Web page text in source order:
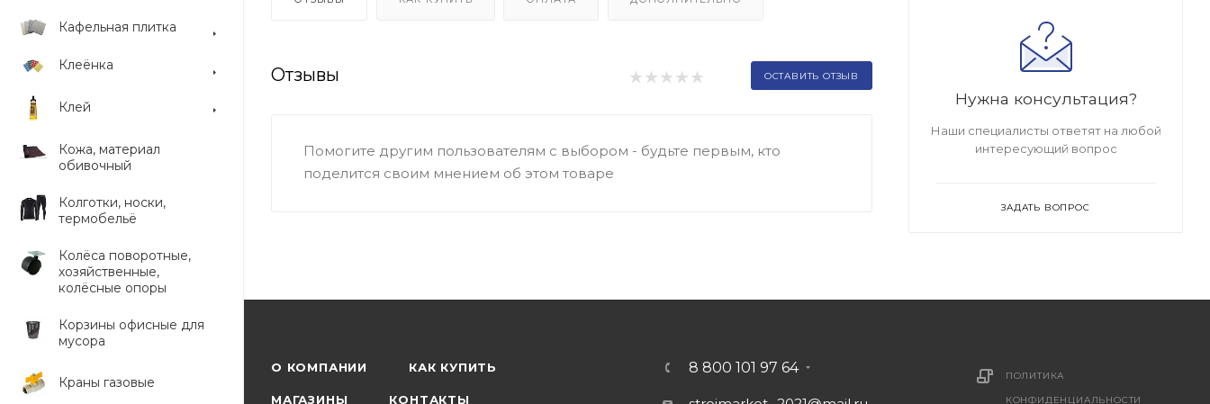
Кафельная плитка
Клеёнка
Клей
Кожа, материал
обивочный
Колготки, носки,
термобельё
Колёса поворотные,
хозяйственные,
колёсные опоры
Корзины офисные для
мусора
Краны газовые
Отзывы ОСТАВИТЬ ОТЗЫВ
Помогите другим пользователям с выбором - будьте первым, кто
поделится своим мнением об этом товаре
Нужна консультация?
Наши специалисты ответят на любой
интересующий вопрос
ЗАДАТЬ ВОПРОС
О КОМПАНИИ КАК КУПИТЬ
МАГАЗИНЫ КОНТАКТЫ
8 800 101 97 64 ПОЛИТИКА
КОНФИДЕНЦИАЛЬНОСТИ